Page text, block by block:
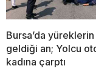
Bursa’da
geldiği an; Yolcu
kadına çarptı